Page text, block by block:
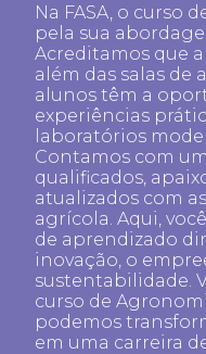
Na FASA, o curso
pela sua
Acreditamos que
além das salas de
alunos têm a
experiências
laboratórios
Contamos com
qualificados,
atualizados com
agrícola. Aqui,
de aprendizado
inovação, o
sustentabilidade.
curso de
podemos
em uma carreira